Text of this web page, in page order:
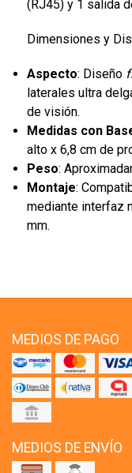
(RJ45) y 1 salida
Dimensiones y
Aspecto: Diseño
laterales ultra
de visión.
Medidas con
alto x 6,8 cm de
Peso:
Montaje:
mediante interfaz
mm.
MEDIOS DE PAGO
MEDIOS DE ENVÍO